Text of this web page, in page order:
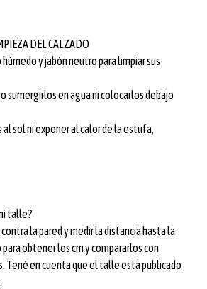
DEL CALZADO
y jabón neutro para limpiar sus
sumergirlos en agua ni colocarlos debajo
sol ni exponer al calor de la estufa,
talle?
la pared y medir la distancia hasta la
obtener los cm y compararlos con
Tené en cuenta que el talle está publicado